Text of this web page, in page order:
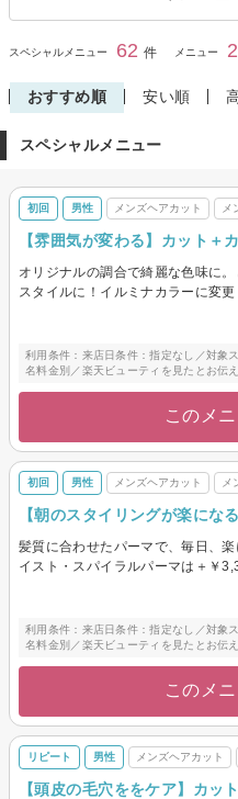
ヘアカット
リタッチカラー
ヘアマニキュア
トリートメント
その他(ヘア)
メンズヘアカラー
スペシャルメニュー 62 件 メニュー
おすすめ順 安い順
スペシャルメニュー
初回 男性 メンズヘアカット メ
【雰囲気が変わる】カット＋
オリジナルの調合で綺麗な色味に
スタイルに！イルミナカラーに変
利用条件：来店日条件：指定なし／対象
名料金別／楽天ビューティを見たとお伝え
このメ
初回 男性 メンズヘアカット メ
【朝のスタイリングが楽にな
髪質に合わせたパーマで、毎日、
イスト・スパイラルパーマは＋￥
利用条件：来店日条件：指定なし／対象
名料金別／楽天ビューティを見たとお伝え
このメ
リピート 男性 メンズヘアカット
【頭皮の毛穴ををケア】カッ